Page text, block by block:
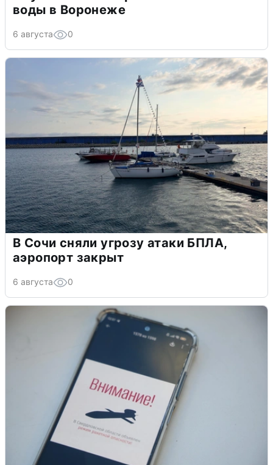
воды в Воронеже
6 августа 0
В Сочи сняли угрозу атаки БПЛА,
аэропорт закрыт
6 августа 0